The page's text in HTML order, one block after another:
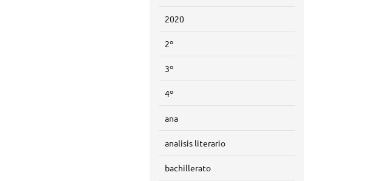
2020
2º
3º
4º
ana
analisis literario
bachillerato